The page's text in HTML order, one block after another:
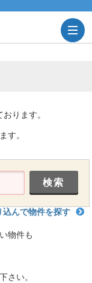
ります。
す。
込んで物件を探す
物件も
さい。